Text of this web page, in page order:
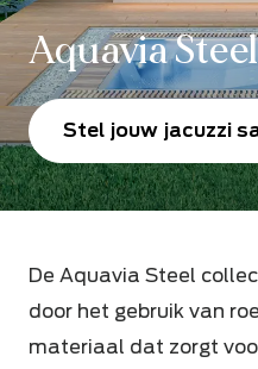
Aquavia Steel
Stel jouw jacuzzi
De Aquavia Steel
door het gebruik van
materiaal dat zorgt